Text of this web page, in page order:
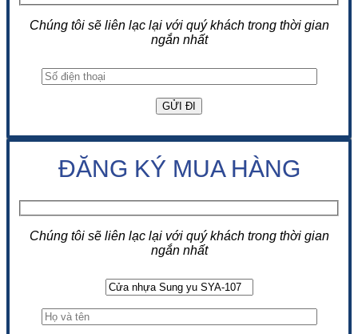
Chúng tôi sẽ liên lạc lại với quý khách trong thời gian
ngắn nhất
ĐĂNG KÝ MUA HÀNG
Chúng tôi sẽ liên lạc lại với quý khách trong thời gian
ngắn nhất